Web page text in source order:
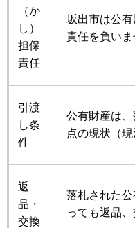
（か
し）
担保
責任
坂出市は公
責任を負いま
引渡
し条
件
公有財産は
点の現状（現
返
品・
交換
落札された
っても返品、